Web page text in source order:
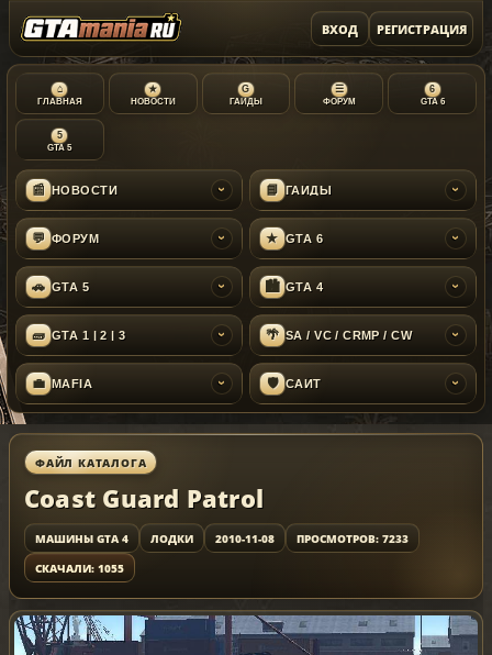
ВХОД РЕГИСТРАЦИЯ
⌂
ГЛАВНАЯ
★
НОВОСТИ
G
ГАЙДЫ
☰
ФОРУМ
6
GTA 6
5
GTA 5
📰 НОВОСТИ › 📘 ГАЙДЫ ›
💬 ФОРУМ › ★ GTA 6 ›
🚗 GTA 5 › 🏙 GTA 4 ›
🧱 GTA 1 | 2 | 3 › 🌴 SA / VC / CRMP / CW ›
💼 MAFIA › 🛡 САЙТ ›
ФАЙЛ КАТАЛОГА
Coast Guard Patrol
МАШИНЫ GTA 4 ЛОДКИ 2010-11-08
ПРОСМОТРОВ: 7233
СКАЧАЛИ: 1055